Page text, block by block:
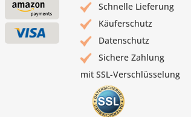
Schnelle Lieferung
Käuferschutz
Datenschutz
Sichere Zahlung
mit SSL-Verschlüsselung